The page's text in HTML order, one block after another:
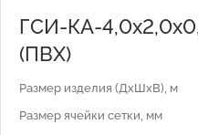
ГСИ-КА-
(ПВХ)
Размер изделия (ДхШхВ), м
Размер ячейки сетки, мм